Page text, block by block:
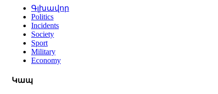
Գլխավոր
Politics
Incidents
Society
Sport
Military
Economy
Կապ